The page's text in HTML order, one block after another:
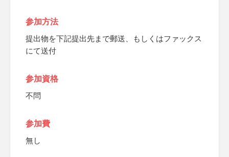
参加方法
提出物を下記提出先まで郵送、もしくはファックス
にて送付
参加資格
不問
参加費
無し